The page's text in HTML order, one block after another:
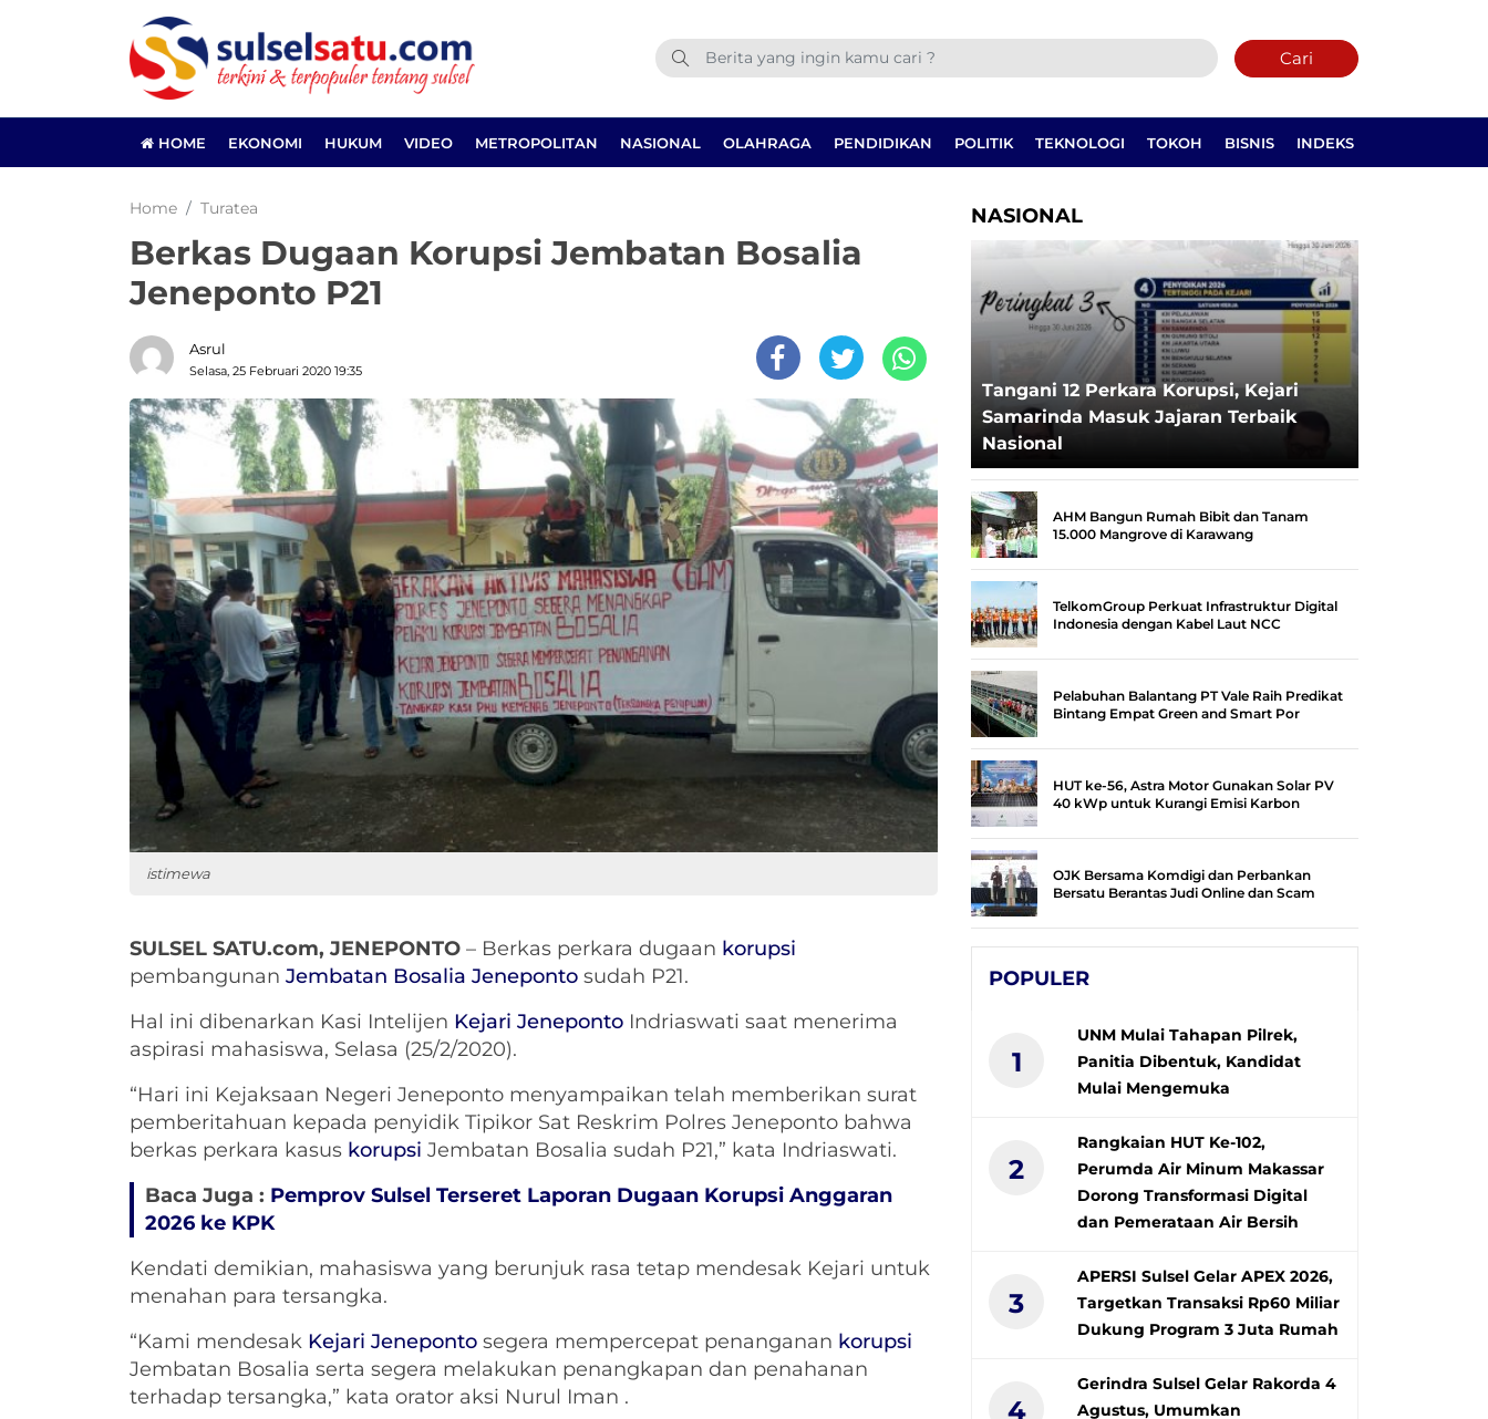
Cari
HOME EKONOMI HUKUM VIDEO METROPOLITAN NASIONAL OLAHRAGA PENDIDIKAN POLITIK TEKNOLOGI TOKOH BISNIS INDEKS
Home Turatea
Berkas Dugaan Korupsi Jembatan Bosalia
Jeneponto P21
Asrul
Selasa, 25 Februari 2020 19:35
istimewa
SULSEL SATU.com, JENEPONTO – Berkas perkara dugaan korupsi
pembangunan Jembatan Bosalia Jeneponto sudah P21.
Hal ini dibenarkan Kasi Intelijen Kejari Jeneponto Indriaswati saat menerima
aspirasi mahasiswa, Selasa (25/2/2020).
“Hari ini Kejaksaan Negeri Jeneponto menyampaikan telah memberikan surat
pemberitahuan kepada penyidik Tipikor Sat Reskrim Polres Jeneponto bahwa
berkas perkara kasus korupsi Jembatan Bosalia sudah P21,” kata Indriaswati.
Baca Juga : Pemprov Sulsel Terseret Laporan Dugaan Korupsi Anggaran
2026 ke KPK
Kendati demikian, mahasiswa yang berunjuk rasa tetap mendesak Kejari untuk
menahan para tersangka.
“Kami mendesak Kejari Jeneponto segera mempercepat penanganan korupsi
Jembatan Bosalia serta segera melakukan penangkapan dan penahanan
terhadap tersangka,” kata orator aksi Nurul Iman .
NASIONAL
Tangani 12 Perkara Korupsi, Kejari
Samarinda Masuk Jajaran Terbaik
Nasional
AHM Bangun Rumah Bibit dan Tanam
15.000 Mangrove di Karawang
TelkomGroup Perkuat Infrastruktur Digital
Indonesia dengan Kabel Laut NCC
Pelabuhan Balantang PT Vale Raih Predikat
Bintang Empat Green and Smart Por
HUT ke-56, Astra Motor Gunakan Solar PV
40 kWp untuk Kurangi Emisi Karbon
OJK Bersama Komdigi dan Perbankan
Bersatu Berantas Judi Online dan Scam
POPULER
1
UNM Mulai Tahapan Pilrek,
Panitia Dibentuk, Kandidat
Mulai Mengemuka
2
Rangkaian HUT Ke-102,
Perumda Air Minum Makassar
Dorong Transformasi Digital
dan Pemerataan Air Bersih
3
APERSI Sulsel Gelar APEX 2026,
Targetkan Transaksi Rp60 Miliar
Dukung Program 3 Juta Rumah
4
Gerindra Sulsel Gelar Rakorda 4
Agustus, Umumkan